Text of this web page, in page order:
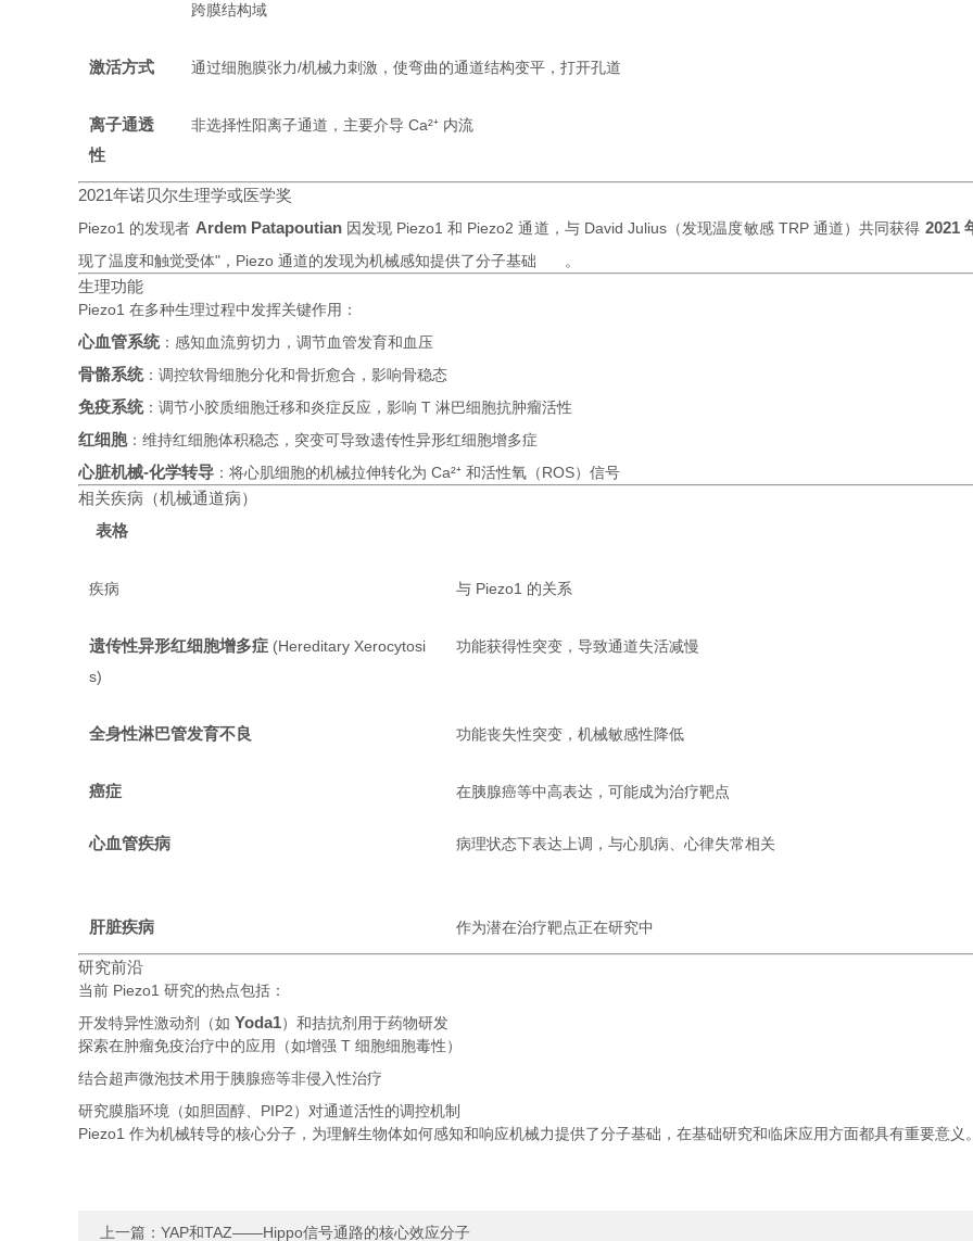
跨膜结构域
激活方式 通过细胞膜张力/机械力刺激，使弯曲的通道结构变平，打开孔道
离子通透
性
非选择性阳离子通道，主要介导 Ca²⁺ 内流
2021年诺贝尔生理学或医学奖
Piezo1 的发现者 Ardem Patapoutian因发现 Piezo1 和 Piezo2 通道，与 David Julius（发现温度敏感 TRP 通道）共同获得 2021
现了温度和触觉受体"，Piezo 通道的发现为机械感知提供了分子基础 。
生理功能
Piezo1 在多种生理过程中发挥关键作用：
心血管系统：感知血流剪切力，调节血管发育和血压
骨骼系统：调控软骨细胞分化和骨折愈合，影响骨稳态
免疫系统：调节小胶质细胞迁移和炎症反应，影响 T 淋巴细胞抗肿瘤活性
红细胞：维持红细胞体积稳态，突变可导致遗传性异形红细胞增多症
心脏机械-化学转导 ：将心肌细胞的机械拉伸转化为 Ca²⁺ 和活性氧（ROS）信号
相关疾病（机械通道病）
表格
疾病 与 Piezo1 的关系
遗传性异形红细胞增多症 (Hereditary Xerocytosi
s)
功能获得性突变，导致通道失活减慢
全身性淋巴管发育不良 功能丧失性突变，机械敏感性降低
癌症 在胰腺癌等中高表达，可能成为治疗靶点
心血管疾病 病理状态下表达上调，与心肌病、心律失常相关
肝脏疾病 作为潜在治疗靶点正在研究中
研究前沿
当前 Piezo1 研究的热点包括：
开发特异性激动剂（如 Yoda1）和拮抗剂用于药物研发
探索在肿瘤免疫治疗中的应用（如增强 T 细胞细胞毒性）
结合超声微泡技术用于胰腺癌等非侵入性治疗
研究膜脂环境（如胆固醇、PIP2）对通道活性的调控机制
Piezo1 作为机械转导的核心分子，为理解生物体如何感知和响应机械力提供了分子基础，在基础研究和临床应用方面都具有重要意义
上一篇： YAP和TAZ——Hippo信号通路的核心效应分子